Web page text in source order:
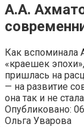
А.А.
Как вспоминала
«краешек
пришлась на
— на развитие
она так и не стала
Опубликовано:
Ольга Уварова